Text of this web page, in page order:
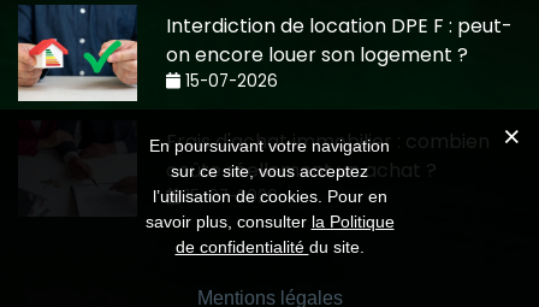
Interdiction de location DPE F : peut-
on encore louer son logement ?
15-07-2026
Frais d'achat immobilier : combien
coûte réellement un achat ?
15-07-2026
En poursuivant votre navigation
sur ce site, vous acceptez
l’utilisation de cookies. Pour en
savoir plus, consulter la Politique
de confidentialité du site.
Mentions légales